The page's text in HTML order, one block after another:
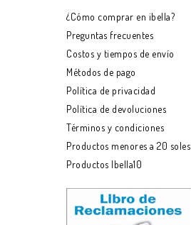
¿Cómo comprar en ibella?
Preguntas frecuentes
Costos y tiempos de envío
Métodos de pago
Política de privacidad
Política de devoluciones
Términos y condiciones
Productos menores a 20 soles
Productos Ibella10